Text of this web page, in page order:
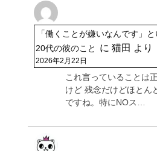
「働くことが嫌いなんです」
20代の彼のこと
に 猫田 より
2026年2月22日
これ言っていることは
けど 残念だけどほとん
ですね。特にNOス…